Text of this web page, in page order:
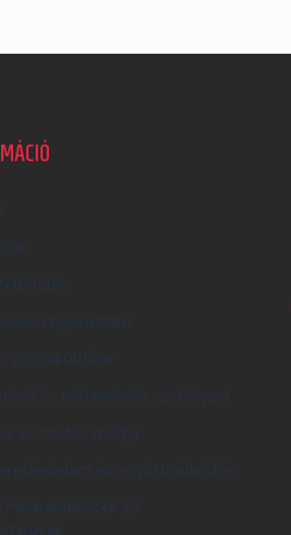
tájékoztató
visszaküldése
és reklamációs szabályzat
és fizetés módja
és együttműködés
megrendelések és